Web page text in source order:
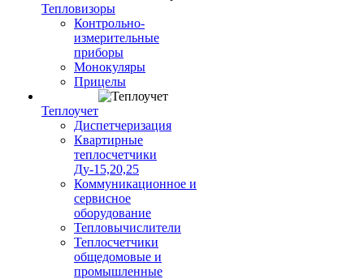
Тепловизоры
Контрольно-
измерительные
приборы
Монокуляры
Прицелы
Теплоучет
Диспетчеризация
Квартирные
теплосчетчики
Ду-15,20,25
Коммуникационное и
сервисное
оборудование
Тепловычислители
Теплосчетчики
общедомовые и
промышленные